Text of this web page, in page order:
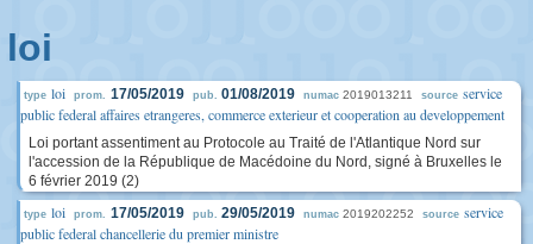
loi
type loi prom. 17/05/2019 pub. 01/08/2019 numac 2019013211 source service
public federal affaires etrangeres, commerce exterieur et cooperation au developpement
Loi portant assentiment au Protocole au Traité de l'Atlantique Nord sur
l'accession de la République de Macédoine du Nord, signé à Bruxelles le
6 février 2019 (2)
type loi prom. 17/05/2019 pub. 29/05/2019 numac 2019202252 source service
public federal chancellerie du premier ministre